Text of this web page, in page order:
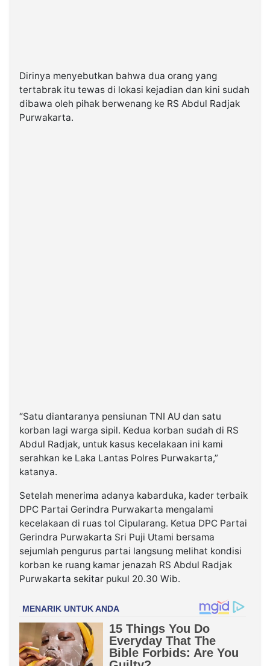
Dirinya menyebutkan bahwa dua orang yang
tertabrak itu tewas di lokasi kejadian dan kini sudah
dibawa oleh pihak berwenang ke RS Abdul Radjak
Purwakarta.
“Satu diantaranya pensiunan TNI AU dan satu
korban lagi warga sipil. Kedua korban sudah di RS
Abdul Radjak, untuk kasus kecelakaan ini kami
serahkan ke Laka Lantas Polres Purwakarta,”
katanya.
Setelah menerima adanya kabarduka, kader terbaik
DPC Partai Gerindra Purwakarta mengalami
kecelakaan di ruas tol Cipularang. Ketua DPC Partai
Gerindra Purwakarta Sri Puji Utami bersama
sejumlah pengurus partai langsung melihat kondisi
korban ke ruang kamar jenazah RS Abdul Radjak
Purwakarta sekitar pukul 20.30 Wib.